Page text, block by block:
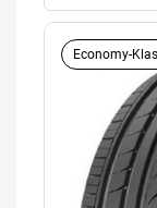
Economy-